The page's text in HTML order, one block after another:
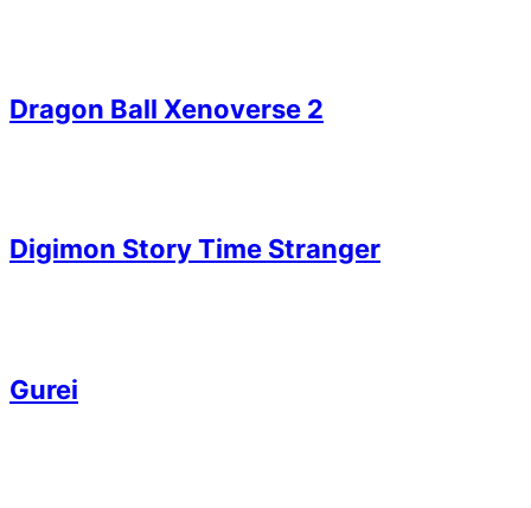
Dragon Ball Xenoverse 2
Digimon Story Time Stranger
Gurei